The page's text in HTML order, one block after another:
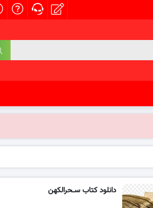
دانلود کتاب سـحرالکهن